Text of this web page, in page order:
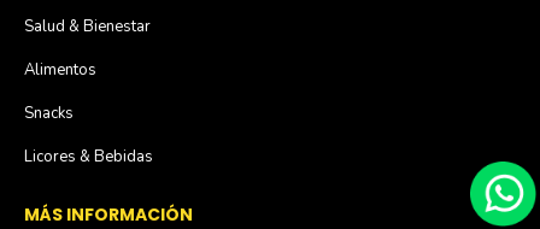
Salud & Bienestar
Alimentos
Snacks
Licores & Bebidas
MÁS INFORMACIÓN